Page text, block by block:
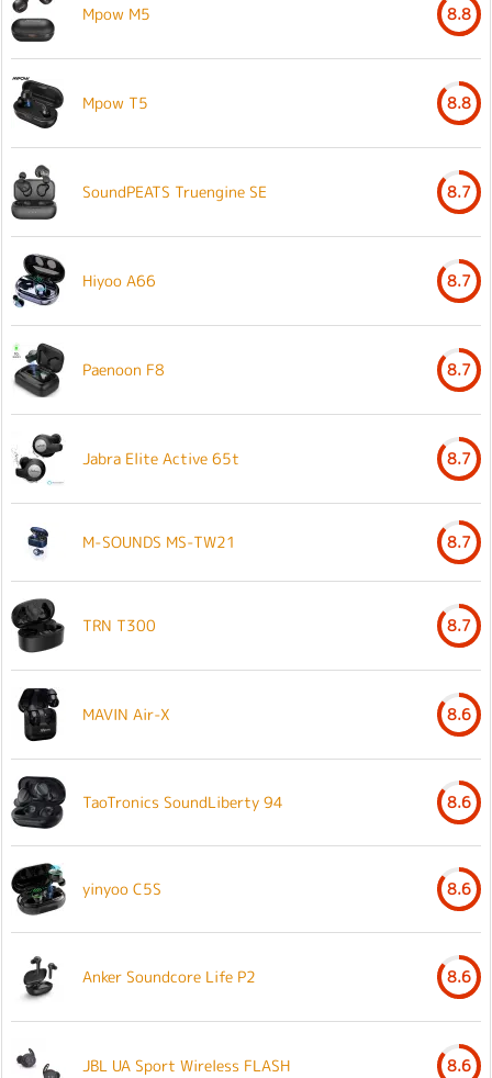
Mpow M5 8.8
Mpow T5 8.8
SoundPEATS Truengine SE 8.7
Hiyoo A66 8.7
Paenoon F8 8.7
Jabra Elite Active 65t 8.7
M-SOUNDS MS-TW21 8.7
TRN T300 8.7
MAVIN Air-X 8.6
TaoTronics SoundLiberty 94 8.6
yinyoo C5S 8.6
Anker Soundcore Life P2 8.6
JBL UA Sport Wireless FLASH 8.6